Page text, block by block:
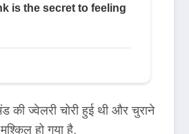
ज्वेलरी चोरी हुई थी और चुराने
हो गया है.